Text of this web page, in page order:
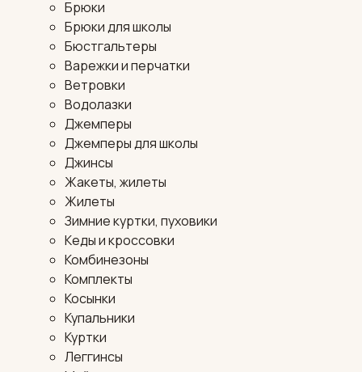
Брюки
Брюки для школы
Бюстгальтеры
Варежки и перчатки
Ветровки
Водолазки
Джемперы
Джемперы для школы
Джинсы
Жакеты, жилеты
Жилеты
Зимние куртки, пуховики
Кеды и кроссовки
Комбинезоны
Комплекты
Косынки
Купальники
Куртки
Леггинсы